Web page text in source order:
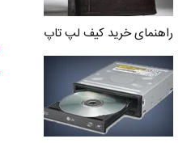
راهنمای خرید کیف لپ تاپ